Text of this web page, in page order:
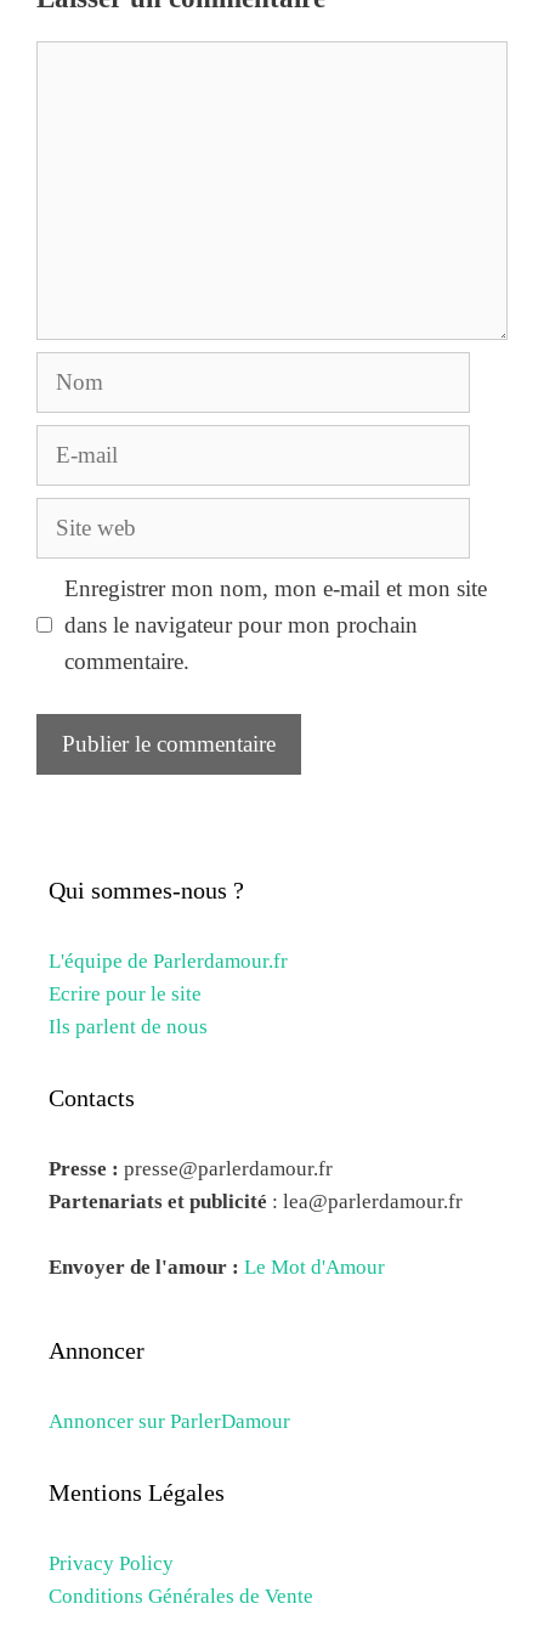
Nom
E-
Site
Enregistrer mon nom, mon e-mail et mon site
dans le navigateur pour mon prochain
commentaire.
Qui sommes-nous ?
L'équipe de Parlerdamour.fr
Ecrire pour le site
Ils parlent de nous
Contacts
Presse : presse@parlerdamour.fr
Partenariats et publicité : lea@parlerdamour.fr
Envoyer de l'amour : Le Mot d'Amour
Annoncer
Annoncer sur ParlerDamour
Mentions Légales
Privacy Policy
Conditions Générales de Vente